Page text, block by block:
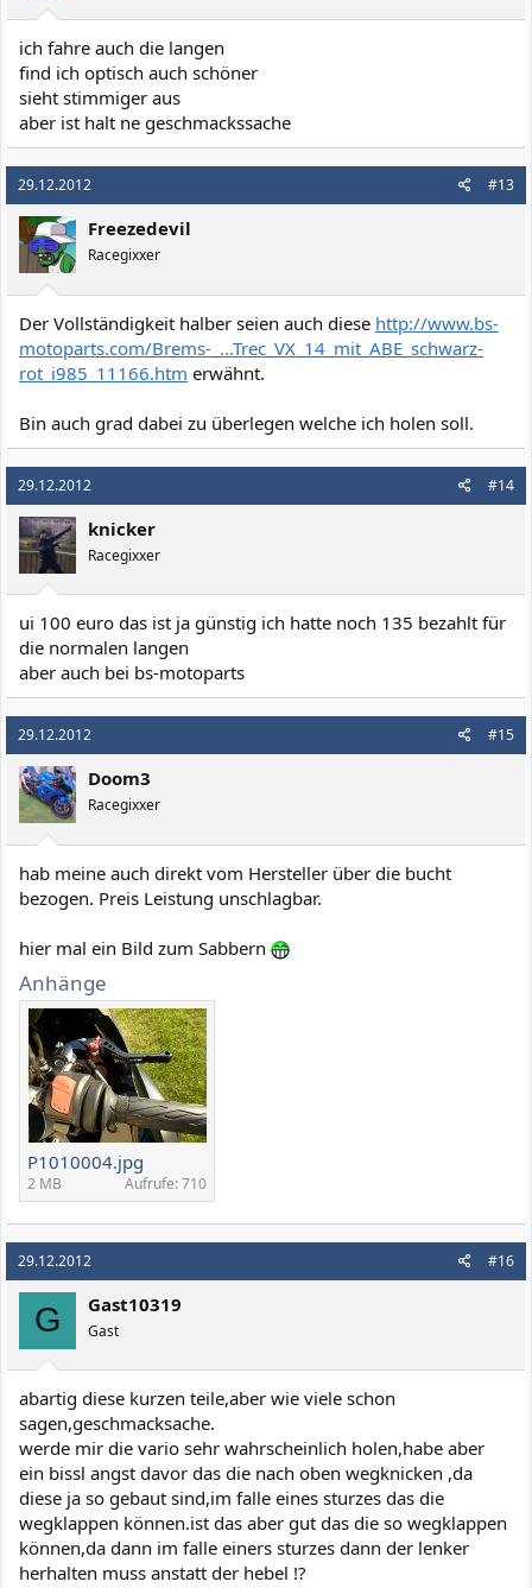
ich fahre auch die langen
find ich optisch auch schöner
sieht stimmiger aus
aber ist halt ne geschmackssache
29.12.2012 #13
Freezedevil
Racegixxer
Der Vollständigkeit halber seien auch diese http://www.bs-
motoparts.com/Brems-_...Trec_VX_14_mit_ABE_schwarz-
rot_i985_11166.htm erwähnt.
Bin auch grad dabei zu überlegen welche ich holen soll.
29.12.2012 #14
knicker
Racegixxer
ui 100 euro das ist ja günstig ich hatte noch 135 bezahlt für
die normalen langen
aber auch bei bs-motoparts
29.12.2012 #15
Doom3
Racegixxer
hab meine auch direkt vom Hersteller über die bucht
bezogen. Preis Leistung unschlagbar.
hier mal ein Bild zum Sabbern
Anhänge
P1010004.jpg
2 MB Aufrufe: 710
29.12.2012 #16
G Gast10319
Gast
abartig diese kurzen teile,aber wie viele schon
sagen,geschmacksache.
werde mir die vario sehr wahrscheinlich holen,habe aber
ein bissl angst davor das die nach oben wegknicken ,da
diese ja so gebaut sind,im falle eines sturzes das die
wegklappen können.ist das aber gut das die so wegklappen
können,da dann im falle einers sturzes dann der lenker
herhalten muss anstatt der hebel !?